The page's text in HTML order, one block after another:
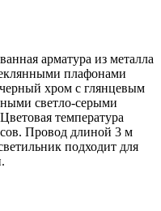
арматура из металла
плафонами
хром с глянцевым
светло-серыми
температура
Провод длиной 3 м
подходит для